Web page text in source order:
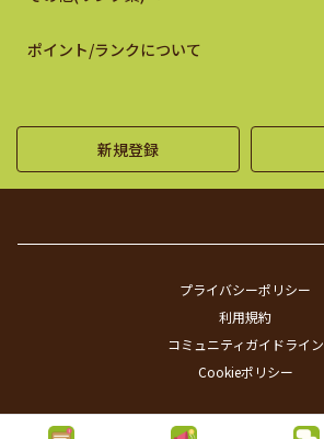
ポイント/ランクについて
新規登録
プライバシーポリシー
利用規約
コミュニティガイドライン
Cookieポリシー